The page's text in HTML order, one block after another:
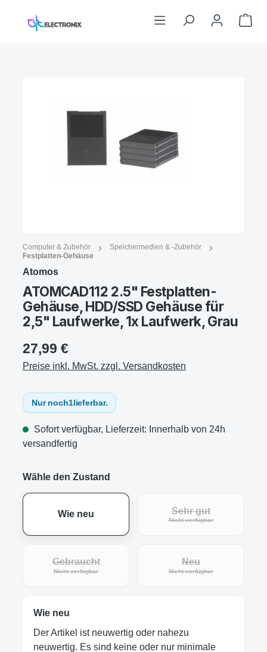
Zum Hauptinhalt springen
Computer & Zubehör
Speichermedien & -Zubehör
Festplatten-Gehäuse
Atomos
ATOMCAD112 2.5" Festplatten-
Gehäuse, HDD/SSD Gehäuse für
2,5" Laufwerke, 1x Laufwerk, Grau
27,99 €
Preise inkl. MwSt. zzgl. Versandkosten
Nur noch1lieferbar.
Sofort verfügbar, Lieferzeit: Innerhalb von 24h
versandfertig
Wähle den Zustand
Wie neu Sehr gut
Nicht verfügbar(Diese Option ist
Gebraucht
Nicht verfügbar(Diese Option ist zurzeit nicht verfügbar.)
Neu
Nicht verfügbar(Diese Option ist
Wie neu
Der Artikel ist neuwertig oder nahezu
neuwertig. Es sind keine oder nur minimale